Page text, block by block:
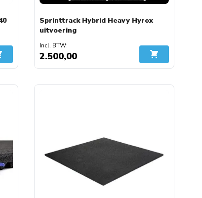
Winkelwagen
Sprinttrack Hybrid Heavy Hyrox
uitvoering
2.500,00 In